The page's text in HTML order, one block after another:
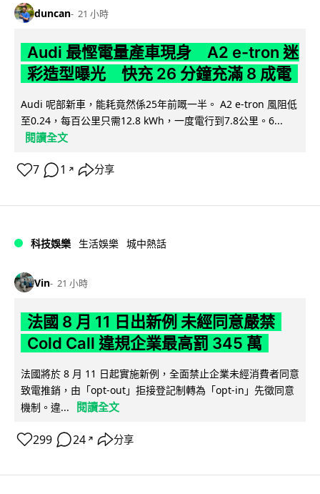
duncan 21 小時
Audi 最慳電量產車現身 A2 e-tron 迷
彩造型曝光 快充 26 分鐘充滿 8 成電
Audi 呢部新車，能耗竟然係25年前嘅一半。 A2 e-tron 風阻低
至0.24，每百公里只需12.8 kWh，一度電行到7.8公里。6...
閱讀全文
7 1 ↗ 分享
科技娛樂 生活娛樂 城中熱話
Vin 21 小時
法國 8 月 11 日出新例 未經同意嚴禁
Cold Call 違規企業最高罰 345 萬
法國將於 8 月 11 日起實施新例，全面禁止企業未經消費者同意
致電推銷，由「opt-out」拒接登記制轉為「opt-in」先徵同意
機制。違...
閱讀全文
299 24 ↗ 分享